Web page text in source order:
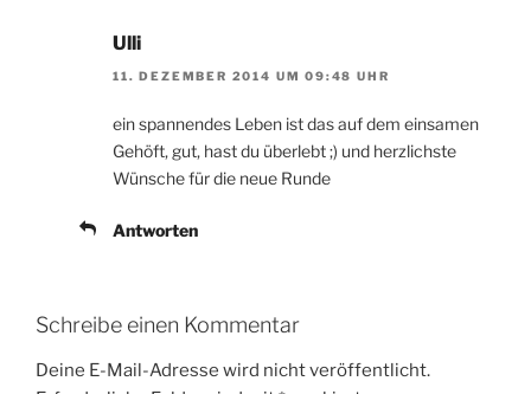
Ulli
11. DEZEMBER 2014 UM 09:48 UHR
ein spannendes Leben ist das auf dem einsamen
Gehöft, gut, hast du überlebt ;) und herzlichste
Wünsche für die neue Runde
Antworten
Schreibe einen Kommentar
Deine E-Mail-Adresse wird nicht veröffentlicht.